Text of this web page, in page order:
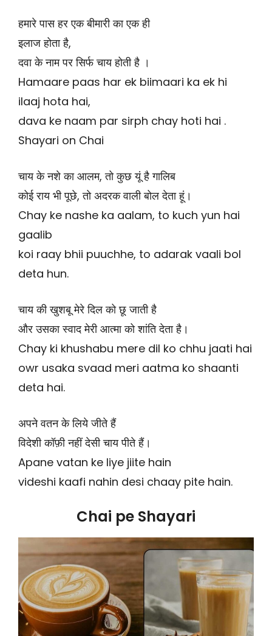
हमारे पास हर एक बीमारी का एक ही
इलाज होता है,
दवा के नाम पर सिर्फ चाय होती है ।
Hamaare paas har ek biimaari ka ek hi
ilaaj hota hai,
dava ke naam par sirph chay hoti hai .
Shayari on Chai
चाय के नशे का आलम, तो कुछ यूं है गालिब
कोई राय भी पूछे, तो अदरक वाली बोल देता हूं।
Chay ke nashe ka aalam, to kuch yun hai
gaalib
koi raay bhii puuchhe, to adarak vaali bol
deta hun.
चाय की खुशबू मेरे दिल को छू जाती है
और उसका स्वाद मेरी आत्मा को शांति देता है।
Chay ki khushabu mere dil ko chhu jaati hai
owr usaka svaad meri aatma ko shaanti
deta hai.
अपने वतन के लिये जीते हैं
विदेशी कॉफ़ी नहीं देसी चाय पीते हैं।
Apane vatan ke liye jiite hain
videshi kaafi nahin desi chaay pite hain.
Chai pe Shayari